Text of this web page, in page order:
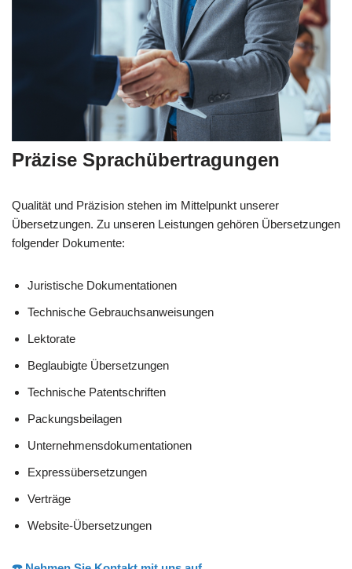
Präzise Sprachübertragungen
Qualität und Präzision stehen im Mittelpunkt unserer
Übersetzungen. Zu unseren Leistungen gehören Übersetzungen
folgender Dokumente:
Juristische Dokumentationen
Technische Gebrauchsanweisungen
Lektorate
Beglaubigte Übersetzungen
Technische Patentschriften
Packungsbeilagen
Unternehmensdokumentationen
Expressübersetzungen
Verträge
Website-Übersetzungen